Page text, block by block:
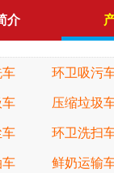
介
环卫吸污
压缩垃圾
环卫洗扫
鲜奶运输